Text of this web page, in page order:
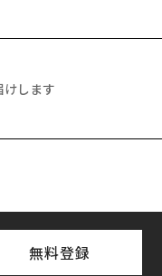
します
無料登録